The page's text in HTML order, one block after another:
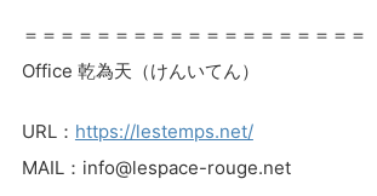
＝＝＝＝＝＝＝＝＝＝＝＝＝＝＝＝＝＝＝
Office 乾為天（けんいてん）
URL： https://lestemps.net/
MAIL：info@lespace-rouge.net